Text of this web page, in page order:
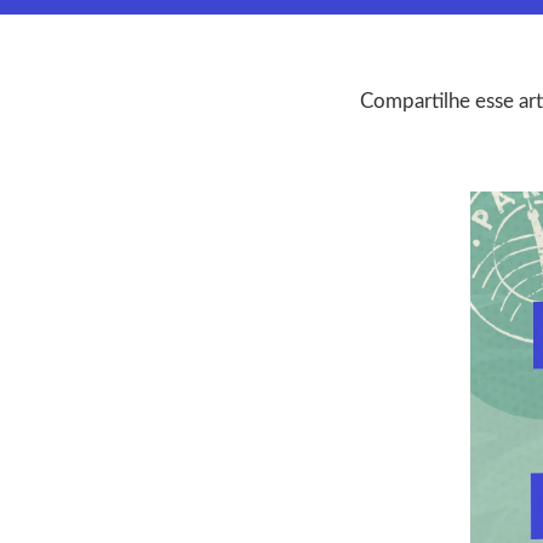
Compartilhe esse